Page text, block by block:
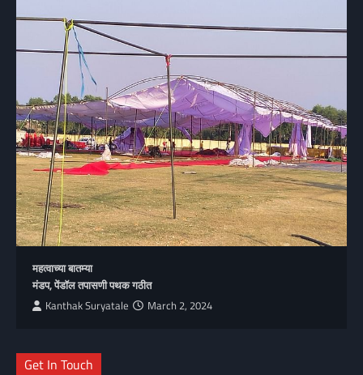
महत्वाच्या बातम्या
मंडप, पेंडॉल तपासणी पथक गठीत
Kanthak Suryatale March 2, 2024
Get In Touch